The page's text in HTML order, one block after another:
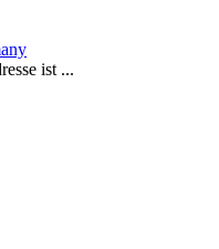
ist ...